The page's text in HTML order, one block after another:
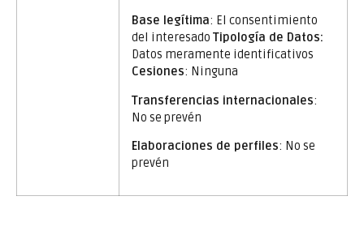
Base legítima: El consentimiento
del interesado Tipología de Datos:
Datos meramente identificativos
Cesiones: Ninguna
Transferencias internacionales:
No se prevén
Elaboraciones de perfiles: No se
prevén